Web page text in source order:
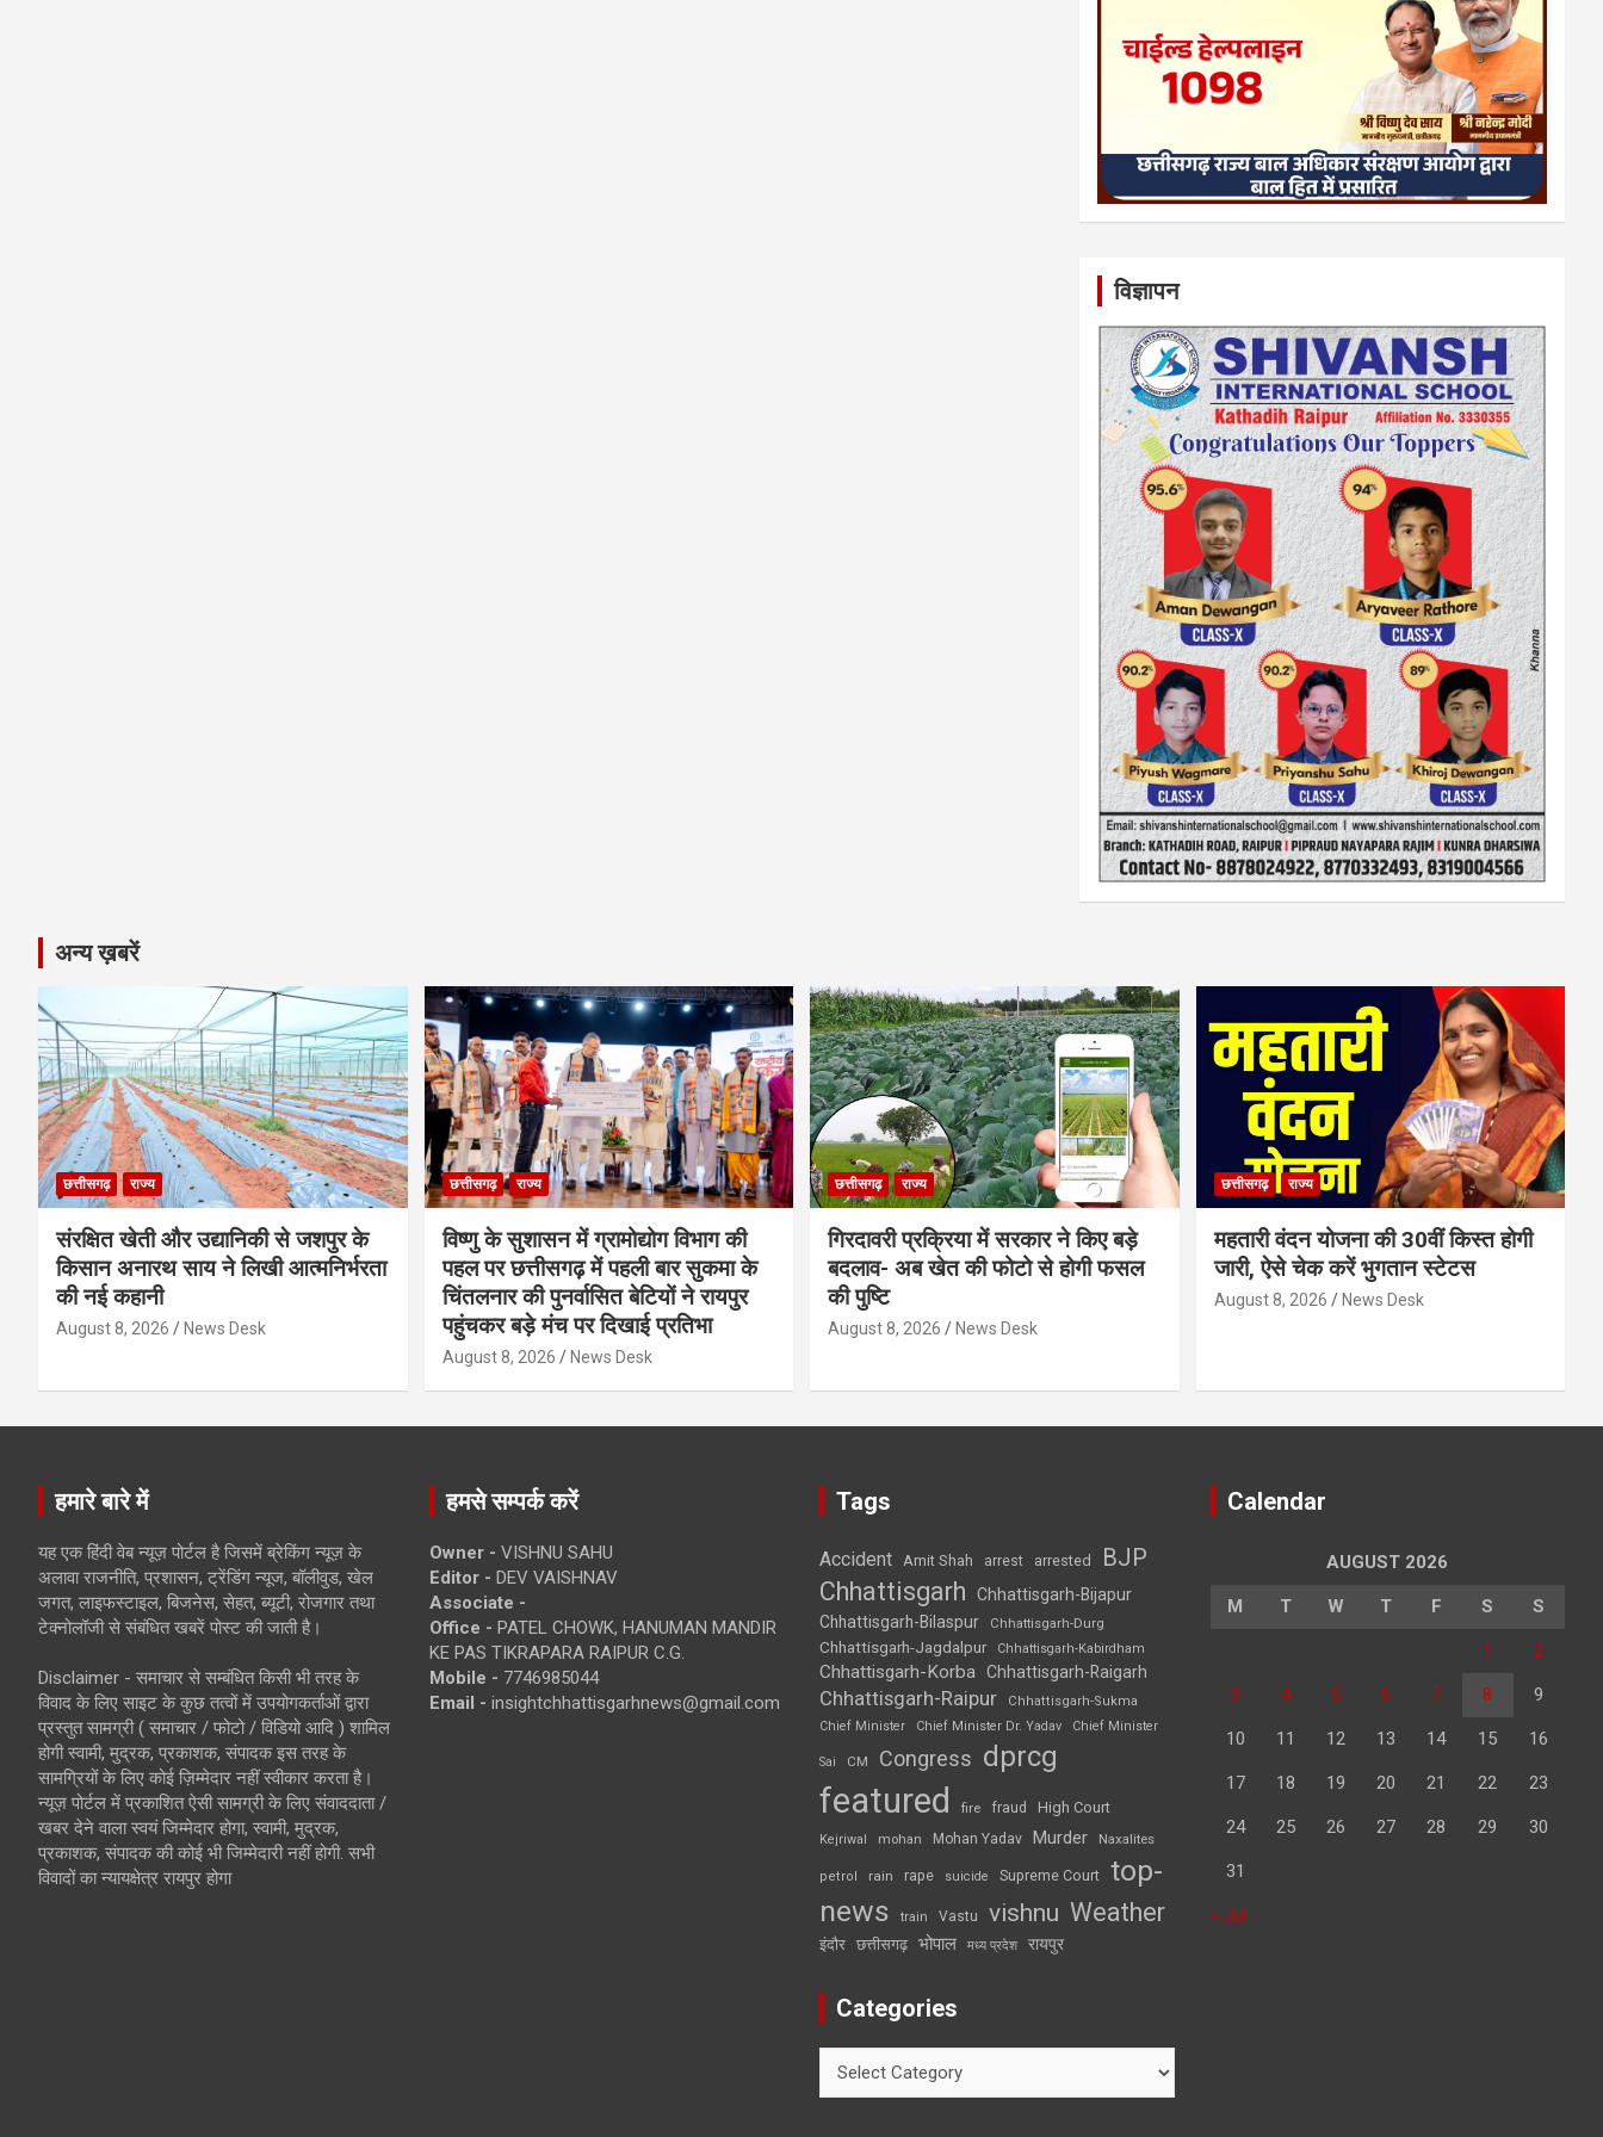
विज्ञापन
अन्य ख़बरें
छत्तीसगढ़ राज्य
संरक्षित खेती और उद्यानिकी से जशपुर के
किसान अनारथ साय ने लिखी आत्मनिर्भरता
की नई कहानी
August 8, 2026 News Desk
छत्तीसगढ़ राज्य
विष्णु के सुशासन में ग्रामोद्योग विभाग की
पहल पर छत्तीसगढ़ में पहली बार सुकमा के
चिंतलनार की पुनर्वासित बेटियों ने रायपुर
पहुंचकर बड़े मंच पर दिखाई प्रतिभा
August 8, 2026 News Desk
छत्तीसगढ़ राज्य
गिरदावरी प्रक्रिया में सरकार ने किए बड़े
बदलाव- अब खेत की फोटो से होगी फसल
की पुष्टि
August 8, 2026 News Desk
छत्तीसगढ़ राज्य
महतारी वंदन योजना की 30वीं किस्त होगी
जारी, ऐसे चेक करें भुगतान स्टेटस
August 8, 2026 News Desk
हमारे बारे में
यह एक हिंदी वेब न्यूज़ पोर्टल है जिसमें ब्रेकिंग न्यूज़ के
अलावा राजनीति, प्रशासन, ट्रेंडिंग न्यूज, बॉलीवुड, खेल
जगत, लाइफस्टाइल, बिजनेस, सेहत, ब्यूटी, रोजगार तथा
टेक्नोलॉजी से संबंधित खबरें पोस्ट की जाती है।
Disclaimer - समाचार से सम्बंधित किसी भी तरह के
विवाद के लिए साइट के कुछ तत्वों में उपयोगकर्ताओं द्वारा
प्रस्तुत सामग्री ( समाचार / फोटो / विडियो आदि ) शामिल
होगी स्वामी, मुद्रक, प्रकाशक, संपादक इस तरह के
सामग्रियों के लिए कोई ज़िम्मेदार नहीं स्वीकार करता है।
न्यूज़ पोर्टल में प्रकाशित ऐसी सामग्री के लिए संवाददाता /
खबर देने वाला स्वयं जिम्मेदार होगा, स्वामी, मुद्रक,
प्रकाशक, संपादक की कोई भी जिम्मेदारी नहीं होगी. सभी
विवादों का न्यायक्षेत्र रायपुर होगा
हमसे सम्पर्क करें
Owner - VISHNU SAHU
Editor - DEV VAISHNAV
Associate -
Office - PATEL CHOWK, HANUMAN MANDIR
KE PAS TIKRAPARA RAIPUR C.G.
Mobile - 7746985044
Email - insightchhattisgarhnews@gmail.com
Tags
Accident Amit Shah arrest arrested BJP
Chhattisgarh
Chhattisgarh-Bijapur
Chhattisgarh-Bilaspur
Chhattisgarh-Durg
Chhattisgarh-Jagdalpur Chhattisgarh-Kabirdham
Chhattisgarh-Korba Chhattisgarh-Raigarh
Chhattisgarh-Raipur
Chhattisgarh-Sukma
Chief Minister
Chief Minister Dr. Yadav Chief Minister
Sai CM Congress dprcg
featured fire fraud High Court
Kejriwal mohan Mohan Yadav Murder Naxalites
petrol rain rape suicide Supreme Court top-
news
train Vastu vishnu Weather
इंदौर छत्तीसगढ़ भोपाल मध्य प्रदेश रायपुर
Categories
Calendar
AUGUST 2026
M T W T F S S
1 2
3 4 5 6 7 8 9
10 11 12 13 14 15 16
17 18 19 20 21 22 23
24 25 26 27 28 29 30
31
« Jul